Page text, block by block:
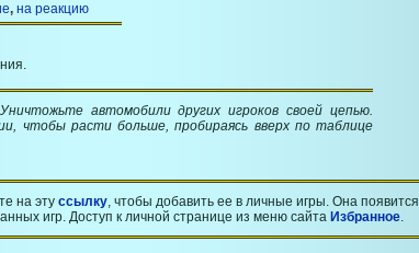
, на реакцию
Уничтожьте автомобили других игроков своей цепью.
чтобы расти больше, пробираясь вверх по таблице
на эту ссылку, чтобы добавить ее в личные игры. Она появится
игр. Доступ к личной странице из меню сайта Избранное.